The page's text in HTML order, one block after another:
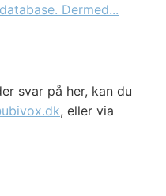
Dermed...
svar på her, kan du
, eller via